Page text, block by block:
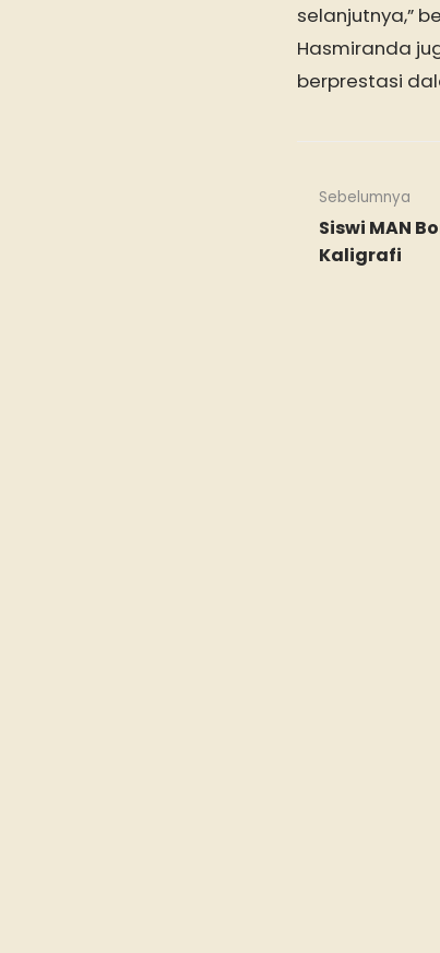
selanjutnya,”
Hasmiranda
berprestasi
Sebelumnya
Siswi MAN
Kaligrafi